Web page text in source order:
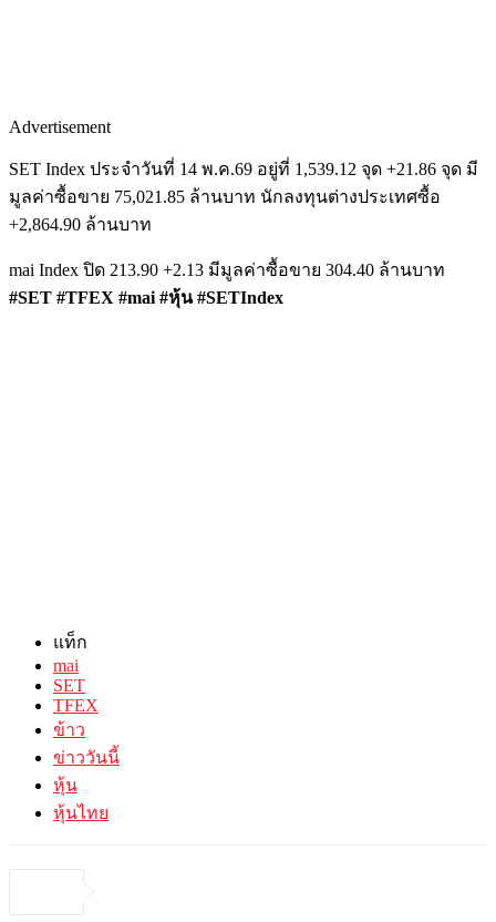
Advertisement
SET Index ประจำวันที่ 14 พ.ค.69 อยู่ที่ 1,539.12 จุด +21.86 จุด มี
มูลค่าซื้อขาย 75,021.85 ล้านบาท นักลงทุนต่างประเทศซื้อ
+2,864.90 ล้านบาท
mai Index ปิด 213.90 +2.13 มีมูลค่าซื้อขาย 304.40 ล้านบาท
#SET #TFEX #mai #หุ้น #SETIndex
แท็ก
mai
SET
TFEX
ข้าว
ข่าววันนี้
หุ้น
หุ้นไทย